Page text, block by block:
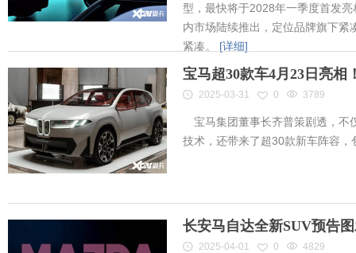
型，最快将于2028年一季度首发
内市场陆续推出，定位品牌旗下紧
紧凑。 [详细]
宝马超30款车4月23日亮
2025-03-31 0 3789
宝马集团董事长齐普策剧透，不
技术，还带来了超30款新车阵容
长安马自达全新SUV预告
2025-04-01 0 4829